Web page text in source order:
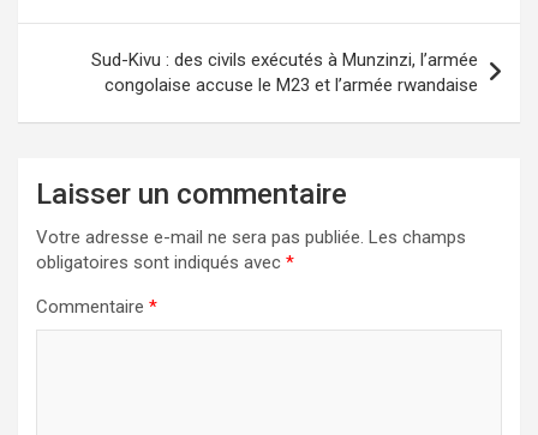
l’article
Sud-Kivu : des civils exécutés à Munzinzi, l’armée
congolaise accuse le M23 et l’armée rwandaise
Laisser un commentaire
Votre adresse e-mail ne sera pas publiée. Les champs
obligatoires sont indiqués avec *
Commentaire *